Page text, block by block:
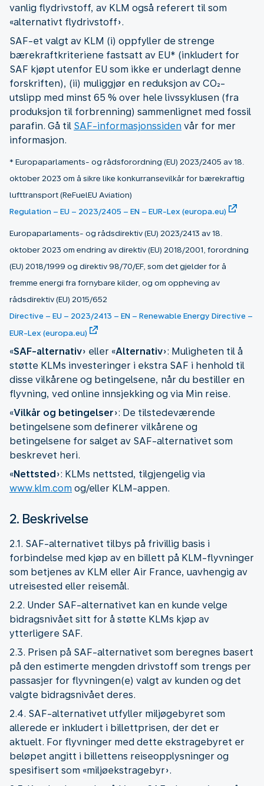
vanlig flydrivstoff, av KLM også referert til som
«alternativt flydrivstoff».
SAF-et valgt av KLM (i) oppfyller de strenge
bærekraftkriteriene fastsatt av EU* (inkludert for
SAF kjøpt utenfor EU som ikke er underlagt denne
forskriften), (ii) muliggjør en reduksjon av CO₂-
utslipp med minst 65 % over hele livssyklusen (fra
produksjon til forbrenning) sammenlignet med fossil
parafin. Gå til SAF-informasjonssiden vår for mer
informasjon.
* Europaparlaments- og rådsforordning (EU) 2023/2405 av 18.
oktober 2023 om å sikre like konkurransevilkår for bærekraftig
lufttransport (ReFuelEU Aviation)
Regulation – EU – 2023/2405 – EN – EUR-Lex (europa.eu)
Europaparlaments- og rådsdirektiv (EU) 2023/2413 av 18.
oktober 2023 om endring av direktiv (EU) 2018/2001, forordning
(EU) 2018/1999 og direktiv 98/70/EF, som det gjelder for å
fremme energi fra fornybare kilder, og om oppheving av
rådsdirektiv (EU) 2015/652
Directive – EU – 2023/2413 – EN – Renewable Energy Directive –
EUR-Lex (europa.eu)
«SAF-alternativ» eller «Alternativ»: Muligheten til å
støtte KLMs investeringer i ekstra SAF i henhold til
disse vilkårene og betingelsene, når du bestiller en
flyvning, ved online innsjekking og via Min reise.
«Vilkår og betingelser»: De tilstedeværende
betingelsene som definerer vilkårene og
betingelsene for salget av SAF-alternativet som
beskrevet heri.
«Nettsted»: KLMs nettsted, tilgjengelig via
www.klm.com og/eller KLM-appen.
2. Beskrivelse
2.1. SAF-alternativet tilbys på frivillig basis i
forbindelse med kjøp av en billett på KLM-flyvninger
som betjenes av KLM eller Air France, uavhengig av
utreisested eller reisemål.
2.2. Under SAF-alternativet kan en kunde velge
bidragsnivået sitt for å støtte KLMs kjøp av
ytterligere SAF.
2.3. Prisen på SAF-alternativet som beregnes basert
på den estimerte mengden drivstoff som trengs per
passasjer for flyvningen(e) valgt av kunden og det
valgte bidragsnivået deres.
2.4. SAF-alternativet utfyller miljøgebyret som
allerede er inkludert i billettprisen, der det er
aktuelt. For flyvninger med dette ekstragebyret er
beløpet angitt i billettens reiseopplysninger og
spesifisert som «miljøekstragebyr».